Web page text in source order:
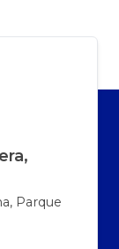
Parque